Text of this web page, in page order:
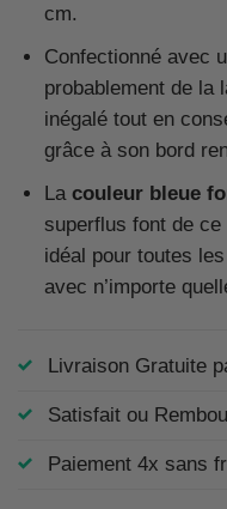
cm.
Confectionné avec
probablement de la
inégalé tout en
grâce à son bord
La couleur bleue
superflus font de
idéal pour toutes
avec n’importe
Livraison Gratuite
Satisfait ou
Paiement 4x sans